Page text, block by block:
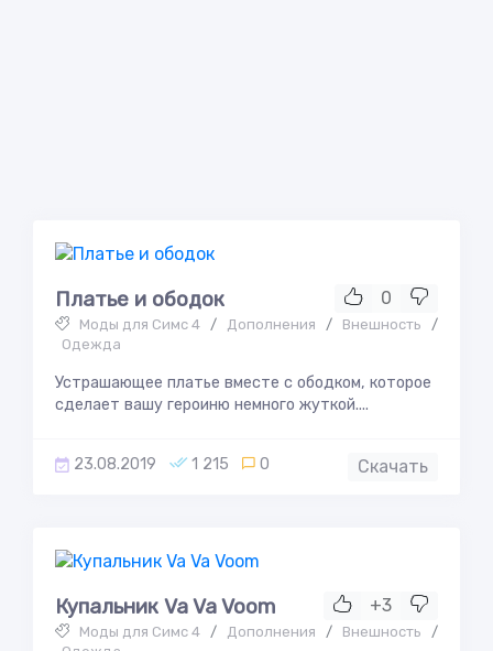
0
Платье и ободок
Моды для Симс 4 / Дополнения / Внешность
/
Одежда
Устрашающее платье вместе с ободком, которое
сделает вашу героиню немного жуткой....
23.08.2019 1 215 0 Скачать
+3
Купальник Va Va Voom
Моды для Симс 4 / Дополнения / Внешность
/